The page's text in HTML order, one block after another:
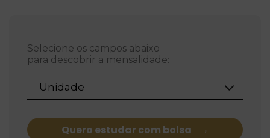
Selecione os campos abaixo
para descobrir a mensalidade:
Unidade
Quero estudar com bolsa